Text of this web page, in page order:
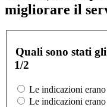
migliorare il
Quali sono stati
1/2
Le indicazioni
Le indicazioni